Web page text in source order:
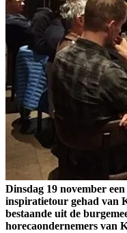
Dinsdag 19 november
inspiratietour gehad van
bestaande uit de
horecaondernemers van